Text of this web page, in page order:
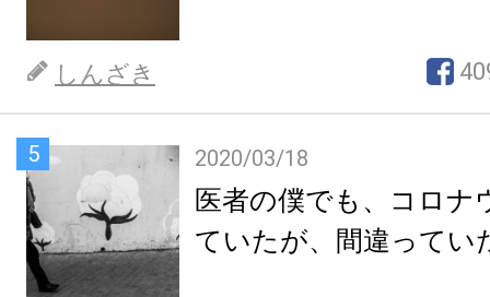
しんざき
5 2020/03/18
医者の僕でも、コロナ
ていたが、間違ってい